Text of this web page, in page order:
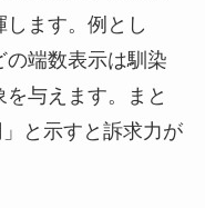
ます。例とし
の端数表示は馴染
与えます。まと
と示すと訴求力が